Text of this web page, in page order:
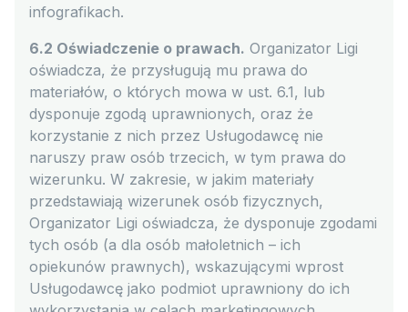
infografikach.
6.2 Oświadczenie o prawach. Organizator Ligi
oświadcza, że przysługują mu prawa do
materiałów, o których mowa w ust. 6.1, lub
dysponuje zgodą uprawnionych, oraz że
korzystanie z nich przez Usługodawcę nie
naruszy praw osób trzecich, w tym prawa do
wizerunku. W zakresie, w jakim materiały
przedstawiają wizerunek osób fizycznych,
Organizator Ligi oświadcza, że dysponuje zgodami
tych osób (a dla osób małoletnich – ich
opiekunów prawnych), wskazującymi wprost
Usługodawcę jako podmiot uprawniony do ich